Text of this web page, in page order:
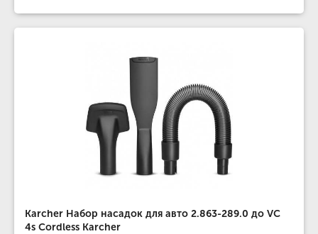
Karcher Набор насадок для авто 2.863-289.0 до VC
4s Cordless Karcher